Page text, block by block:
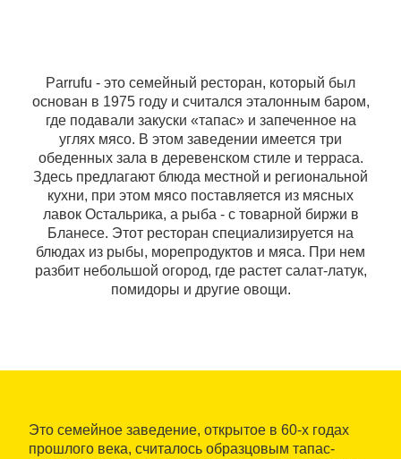
Parrufu - это семейный ресторан, который был
основан в 1975 году и считался эталонным баром,
где подавали закуски «тапас» и запеченное на
углях мясо. В этом заведении имеется три
обеденных зала в деревенском стиле и терраса.
Здесь предлагают блюда местной и региональной
кухни, при этом мясо поставляется из мясных
лавок Остальрика, а рыба - с товарной биржи в
Бланесе. Этот ресторан специализируется на
блюдах из рыбы, морепродуктов и мяса. При нем
разбит небольшой огород, где растет салат-латук,
помидоры и другие овощи.
Это семейное заведение, открытое в 60-х годах
прошлого века, считалось образцовым тапас-